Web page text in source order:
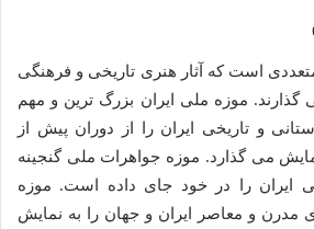
است که آثار هنری تاریخی و فرهنگی
موزه ملی ایران بزرگ ترین و مهم
و تاریخی ایران را از دوران پیش از
می گذارد. موزه جواهرات ملی گنجینه
ایران را در خود جای داده است. موزه
مدرن و معاصر ایران و جهان را به نمایش